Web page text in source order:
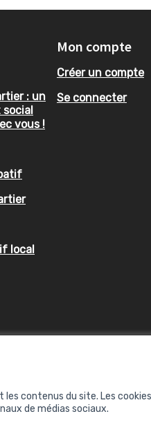
les contenus du site. Les
de médias sociaux.
: un
social
vous !
local
Mon compte
Créer un compte
Se connecter